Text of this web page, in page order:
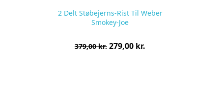
2 Delt Støbejerns-Rist Til Weber
Smokey-Joe
Normalpris
379,00 kr. Pris
279,00 kr.